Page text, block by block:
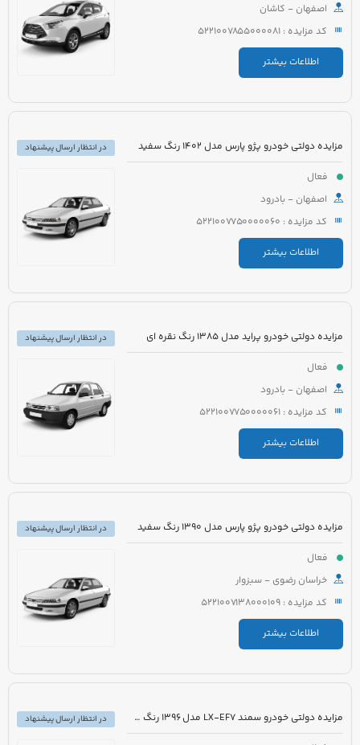
اصفهان - کاشان
کد مزایده : 5221007855000081
اطلاعات بیشتر
مزایده دولتی خودرو پژو پارس مدل 1402 رنگ سفید
فعال
اصفهان - بادرود
کد مزایده : 5221007750000060
اطلاعات بیشتر
در انتظار ارسال پیشنهاد
مزایده دولتی خودرو پراید مدل 1385 رنگ نقره ای
فعال
اصفهان - بادرود
کد مزایده : 5221007750000061
اطلاعات بیشتر
در انتظار ارسال پیشنهاد
مزایده دولتی خودرو پژو پارس مدل 1390 رنگ سفید
فعال
خراسان رضوی - سبزوار
کد مزایده : 5221007138000109
اطلاعات بیشتر
در انتظار ارسال پیشنهاد
مزایده دولتی خودرو سمند LX-EF7 مدل 1396 رنگ سفید
در انتظار ارسال پیشنهاد